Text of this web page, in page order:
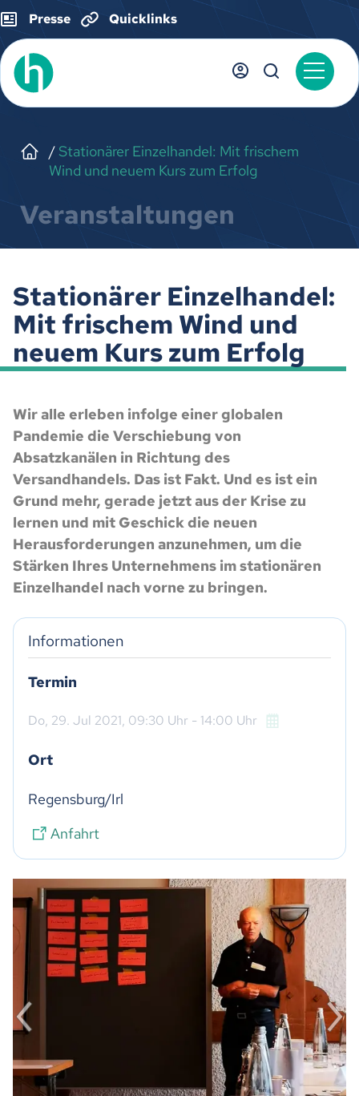
Presse Quicklinks
Stationärer Einzelhandel: Mit frischem
Wind und neuem Kurs zum Erfolg
Veranstaltungen
Stationärer Einzelhandel:
Mit frischem Wind und
neuem Kurs zum Erfolg
Wir alle erleben infolge einer globalen
Pandemie die Verschiebung von
Absatzkanälen in Richtung des
Versandhandels. Das ist Fakt. Und es ist ein
Grund mehr, gerade jetzt aus der Krise zu
lernen und mit Geschick die neuen
Herausforderungen anzunehmen, um die
Stärken Ihres Unternehmens im stationären
Einzelhandel nach vorne zu bringen.
Informationen
Termin
Do, 29. Jul 2021, 09:30 Uhr - 14:00 Uhr
Ort
Regensburg/Irl
Anfahrt